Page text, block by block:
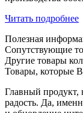
Читать подробнее
Полезная
Сопутствующие
Другие товары
Товары, которые
Главный
радость. Да,